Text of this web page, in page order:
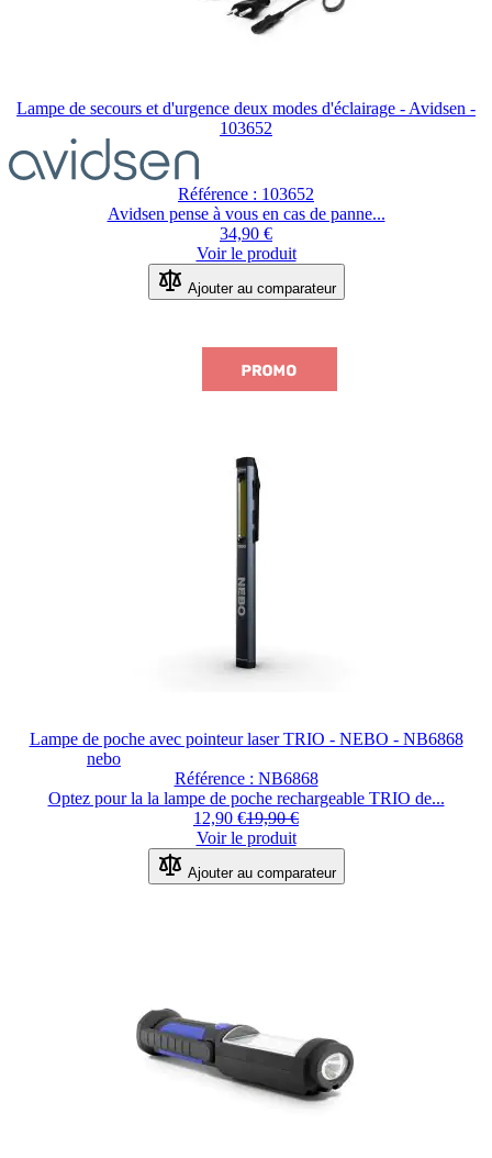
Lampe de secours et d'urgence deux modes d'éclairage - Avidsen -
103652
Référence : 103652
Avidsen pense à vous en cas de panne...
34,90 €
Voir le produit
Ajouter au comparateur
Lampe de poche avec pointeur laser TRIO - NEBO - NB6868
nebo
Référence : NB6868
Optez pour la la lampe de poche rechargeable TRIO de...
12,90 €19,90 €
Voir le produit
Ajouter au comparateur